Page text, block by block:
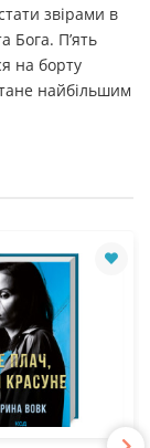
звірами в
Бога. П’ять
на борту
найбільшим